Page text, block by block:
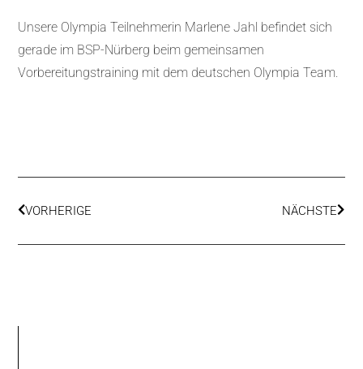
Unsere Olympia Teilnehmerin Marlene Jahl befindet sich
gerade im BSP-Nürberg beim gemeinsamen
Vorbereitungstraining mit dem deutschen Olympia Team.
VORHERIGE NÄCHSTE